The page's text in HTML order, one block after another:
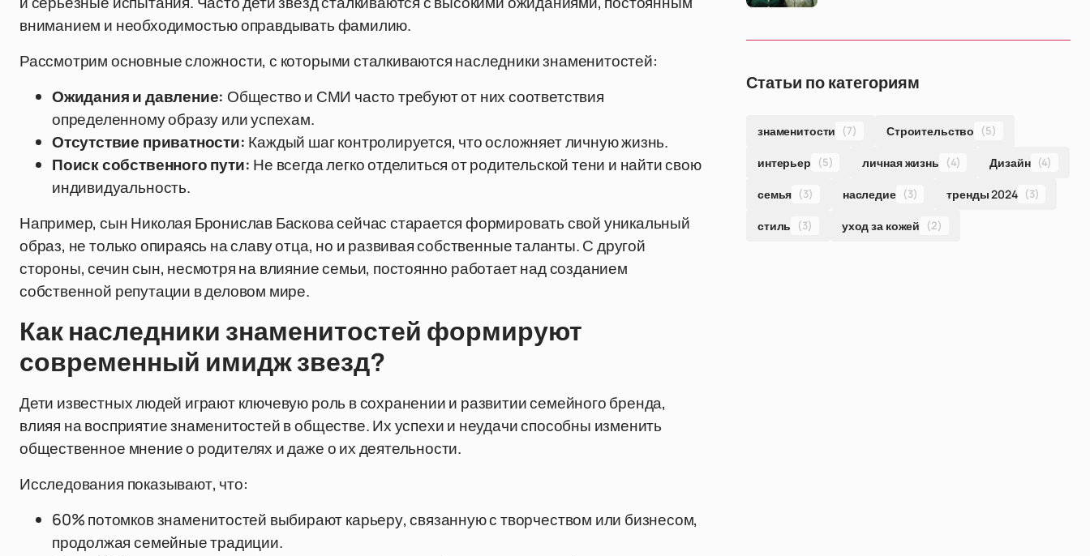
вниманием и необходимостью оправдывать фамилию.
Рассмотрим основные сложности, с которыми сталкиваются наследники знаменитостей:
Ожидания и давление: Общество и СМИ часто требуют от них соответствия
определенному образу или успехам.
Отсутствие приватности: Каждый шаг контролируется, что осложняет личную жизнь.
Поиск собственного пути: Не всегда легко отделиться от родительской тени и найти свою
индивидуальность.
Например, сын Николая Бронислав Баскова сейчас старается формировать свой уникальный
образ, не только опираясь на славу отца, но и развивая собственные таланты. С другой
стороны, сечин сын, несмотря на влияние семьи, постоянно работает над созданием
собственной репутации в деловом мире.
Как наследники знаменитостей формируют
современный имидж звезд?
Дети известных людей играют ключевую роль в сохранении и развитии семейного бренда,
влияя на восприятие знаменитостей в обществе. Их успехи и неудачи способны изменить
общественное мнение о родителях и даже о их деятельности.
Исследования показывают, что:
60% потомков знаменитостей выбирают карьеру, связанную с творчеством или бизнесом,
продолжая семейные традиции.
Статьи по категориям
знаменитости (7) Строительство (5)
интерьер (5) личная жизнь (4) Дизайн (4)
семья (3) наследие (3) тренды 2024 (3)
стиль (3) уход за кожей (2)